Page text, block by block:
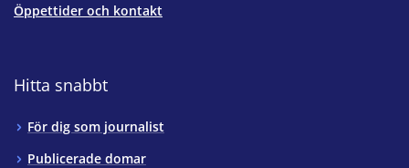
Öppettider och kontakt
Hitta snabbt
För dig som journalist
Publicerade domar